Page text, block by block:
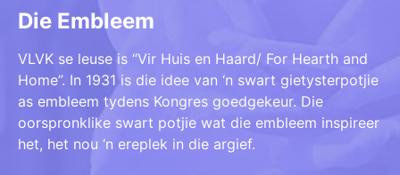
Die Embleem
VLVK se leuse is “Vir Huis en Haard/ For Hearth and
Home”. In 1931 is die idee van ‘n swart gietysterpotjie
as embleem tydens Kongres goedgekeur. Die
oorspronklike swart potjie wat die embleem inspireer
het, het nou ‘n ereplek in die argief.